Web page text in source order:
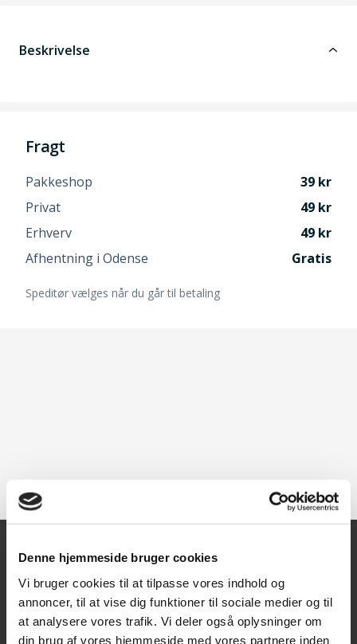
Denne hjemmeside bruger cookies
Vi bruger cookies til at tilpasse vores indhold og
annoncer, til at vise dig funktioner til sociale medier og til
at analysere vores trafik. Vi deler også oplysninger om
din brug af vores hjemmeside med vores partnere inden
Beskrivelse
Fragt
Pakkeshop
39
Privat
49
Erhverv
49
Afhentning i Odense
Gratis
Speditør vælges når du går til betaling
Kontakt
Texas A/S
Knullen 22